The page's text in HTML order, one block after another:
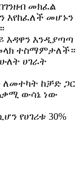
መክፈል
እየከፈለች መሆኑን
እዳዋን እንዲያጣጣ
ተስማምታለች።
ሀገራት
ለመተካት ከቻድ ጋር
ውሳኔ ነው
የሀገሪቱ 30%